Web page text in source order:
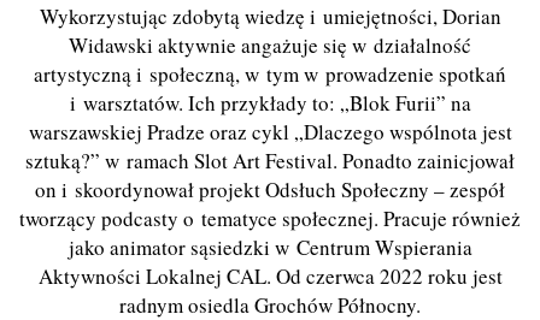
Wykorzystując zdobytą wiedzę i umiejętności, Dorian
Widawski aktywnie angażuje się w działalność
artystyczną i społeczną, w tym w prowadzenie spotkań
i warsztatów. Ich przykłady to: „Blok Furii” na
warszawskiej Pradze oraz cykl „Dlaczego wspólnota jest
sztuką?” w ramach Slot Art Festival. Ponadto zainicjował
on i skoordynował projekt Odsłuch Społeczny – zespół
tworzący podcasty o tematyce społecznej. Pracuje również
jako animator sąsiedzki w Centrum Wspierania
Aktywności Lokalnej CAL. Od czerwca 2022 roku jest
radnym osiedla Grochów Północny.